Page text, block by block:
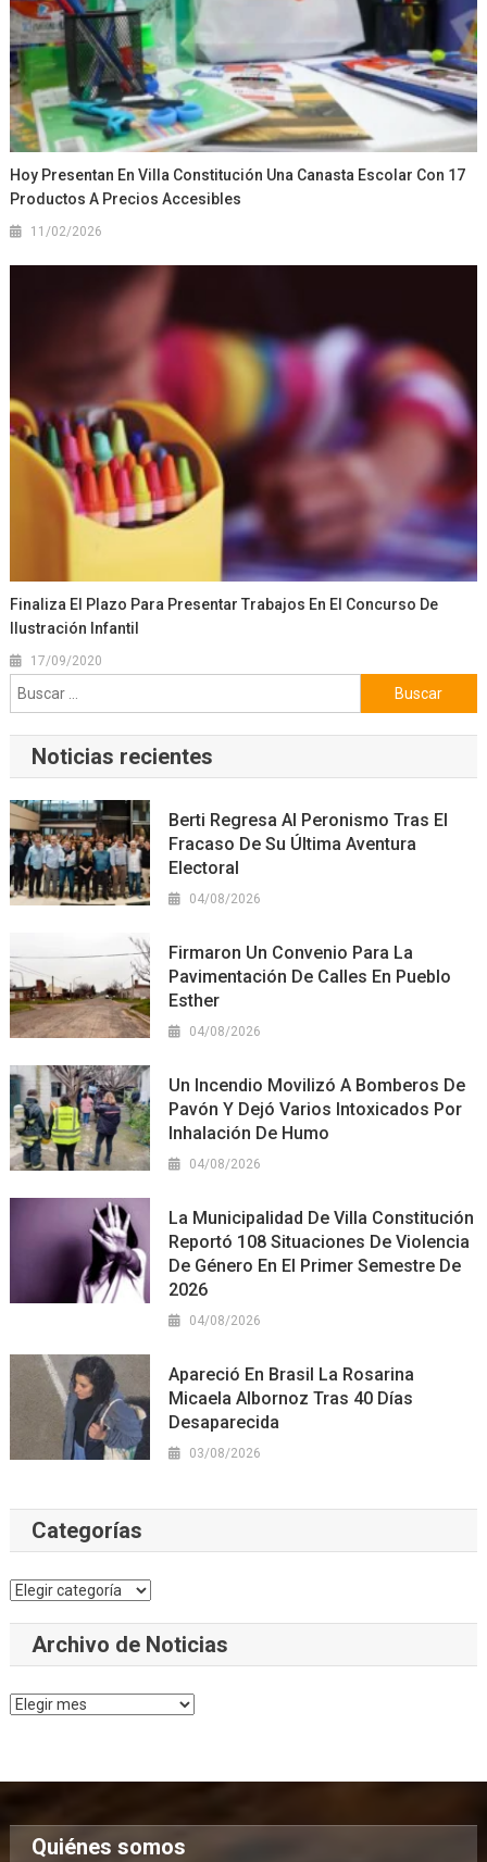
Hoy Presentan En Villa Constitución Una Canasta Escolar Con 17
Productos A Precios Accesibles
11/02/2026
Finaliza El Plazo Para Presentar Trabajos En El Concurso De
Ilustración Infantil
17/09/2020
Buscar:
Noticias recientes
Berti Regresa Al Peronismo Tras El
Fracaso De Su Última Aventura
Electoral
04/08/2026
Firmaron Un Convenio Para La
Pavimentación De Calles En Pueblo
Esther
04/08/2026
Un Incendio Movilizó A Bomberos De
Pavón Y Dejó Varios Intoxicados Por
Inhalación De Humo
04/08/2026
La Municipalidad De Villa Constitución
Reportó 108 Situaciones De Violencia
De Género En El Primer Semestre De
2026
04/08/2026
Apareció En Brasil La Rosarina
Micaela Albornoz Tras 40 Días
Desaparecida
03/08/2026
Categorías
Categorías
Archivo de Noticias
Archivo
Quiénes somos